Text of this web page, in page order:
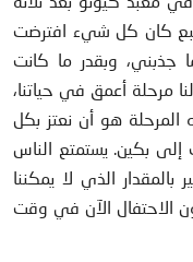
في عام 1987، بالطبع كان كل شيء افترضت
جذبني، وبقدر ما كانت
مرحلة أعمق في حياتنا،
المرحلة هو أن نعتز بكل
بكين. يستمتع الناس
بالمقدار الذي لا يمكننا
الاحتفال الآن في وقت